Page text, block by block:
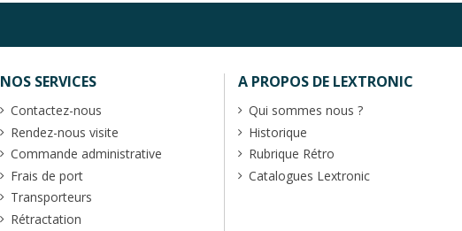
NOS SERVICES
Contactez-nous
Rendez-nous visite
Commande administrative
Frais de port
Transporteurs
Rétractation
A PROPOS DE LEXTRONIC
Qui sommes nous ?
Historique
Rubrique Rétro
Catalogues Lextronic